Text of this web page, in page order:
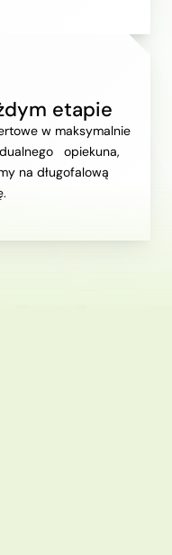
etapie
w maksymalnie
opiekuna,
na długofalową